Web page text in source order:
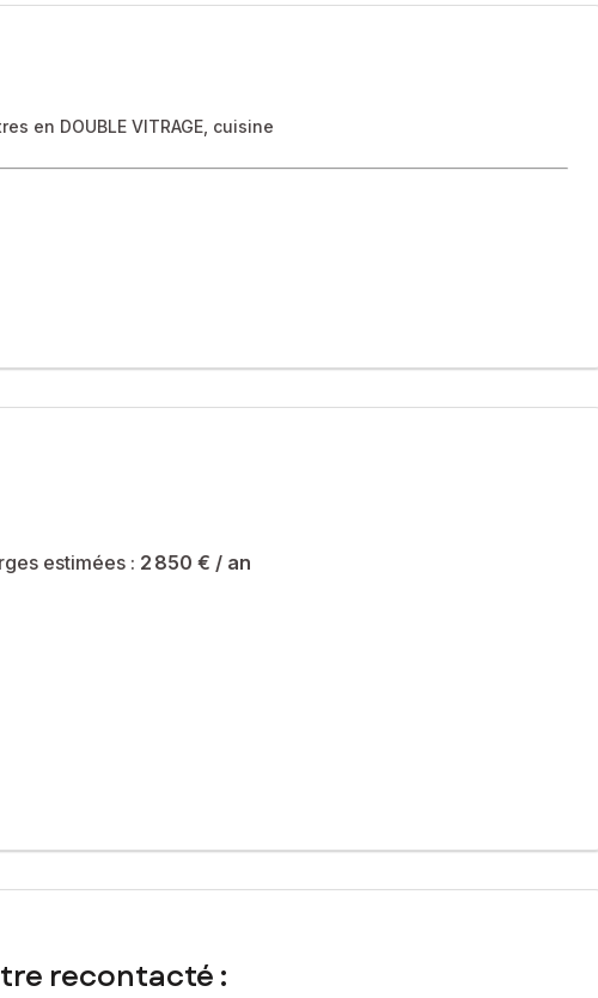
en DOUBLE VITRAGE, cuisine
commerces et transports (Tram T6 à 5 min à pied, Métro ligne
immatriculé au RSAC de NANTERRE sous le numéro 883 748
estimées : 2 850 € / an
recontacté :